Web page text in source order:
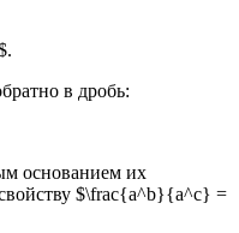
в дробь:
основанием их
$\frac{a^b}{a^c} =